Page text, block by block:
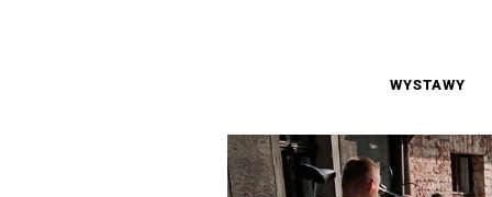
WYSTAWY
FESTIWAL MUZYKÓW ROCKOWYCH